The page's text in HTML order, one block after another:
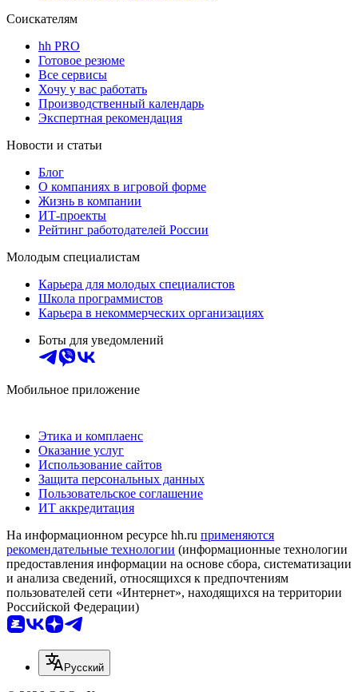
Соискателям
hh PRO
Готовое резюме
Все сервисы
Хочу у вас работать
Производственный календарь
Экспертная рекомендация
Новости и статьи
Блог
О компаниях в игровой форме
Жизнь в компании
ИТ-проекты
Рейтинг работодателей России
Молодым специалистам
Карьера для молодых специалистов
Школа программистов
Карьера в некоммерческих организациях
Боты для уведомлений
Мобильное приложение
Этика и комплаенс
Оказание услуг
Использование сайтов
Защита персональных данных
Пользовательское соглашение
ИТ аккредитация
На информационном ресурсе hh.ru применяются
рекомендательные технологии (информационные технологии
предоставления информации на основе сбора, систематизации
и анализа сведений, относящихся к предпочтениям
пользователей сети «Интернет», находящихся на территории
Российской Федерации)
Русский